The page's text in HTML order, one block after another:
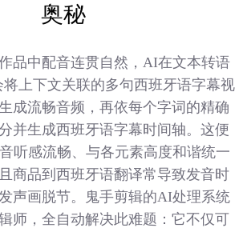
奥秘
品中配音连贯自然，AI在文本转语
上下文关联的多句西班牙语字幕视
成流畅音频，再依每个字词的精确
并生成西班牙语字幕时间轴。这便
听感流畅、与各元素高度和谐统一
商品到西班牙语翻译常导致发音时
声画脱节。鬼手剪辑的AI处理系统
师，全自动解决此难题：它不仅可